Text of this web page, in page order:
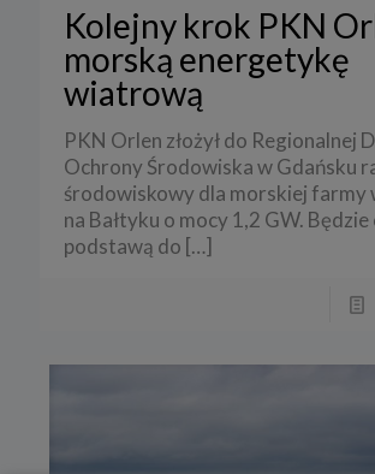
Kolejny krok PKN
morską energetykę
wiatrową
PKN Orlen złożył do Regionalnej
Ochrony Środowiska w Gdańsku
środowiskowy dla morskiej farmy
na Bałtyku o mocy 1,2 GW. Będzie
podstawą do […]